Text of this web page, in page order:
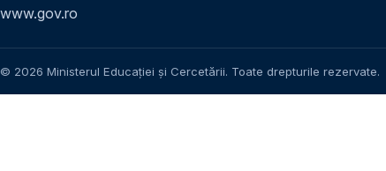
www.gov.ro
© 2026 Ministerul Educației și Cercetării. Toate drepturile rezervate.